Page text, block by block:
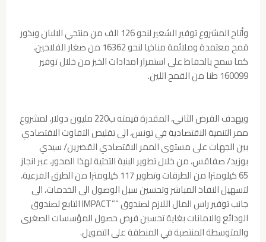
وأتاح المشروع توفير الشعير لنحو 126 الف من منتجي الالبان وبذور
قمح معتمدة وملائمة مناخيا لنحو 16362 من صغار الفلاحين،
كما سمح بالحفاظ على استمرار امدادات الخبز من خلال توفير
160099 طنا من القمح اللين.
ويهدف القرض الثاني، المقدرة قيمته ب220 مليون دولار، لمشروع
ممر التنمية الاقتصادية في تونس، الى تقليص التفاوت الاقتصادي
بين الجهات على مستوى الممر الاقتصادي القصرين/ سيدي
بوزيد/ صفاقس، من خلال تطوير البنية التحتية لهذا المحور، عبر انجاز
65 كيلومترا من الطرقات وتطوير 117 كيلومترا من الطرق الفرعية،
لتسهيل النفاذ المباشر وتحسين سبل الوصول الى الخدمات، الى
جانب توفير راس المال اللازم لصندوق “”IMPACT التابع لصندوق
الودائع والامانات بغاية تحسين فرص حصول المؤسسات الصغرى
والمتوسطة المنتصبة في المنطقة على التمويل.